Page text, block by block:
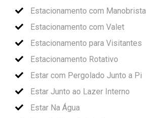
Estacionamento com Manobrista
Estacionamento com Valet
Estacionamento para Visitantes
Estacionamento Rotativo
Estar com Pergolado Junto a Pi
Estar Junto ao Lazer Interno
Estar Na Água